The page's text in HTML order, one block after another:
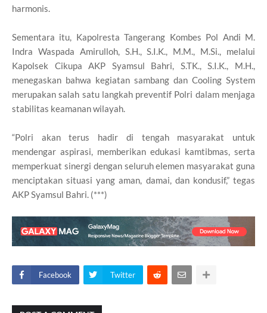
harmonis.
Sementara itu, Kapolresta Tangerang Kombes Pol Andi M.
Indra Waspada Amirulloh, S.H., S.I.K., M.M., M.Si., melalui
Kapolsek Cikupa AKP Syamsul Bahri, S.TK., S.I.K., M.H.,
menegaskan bahwa kegiatan sambang dan Cooling System
merupakan salah satu langkah preventif Polri dalam menjaga
stabilitas keamanan wilayah.
“Polri akan terus hadir di tengah masyarakat untuk
mendengar aspirasi, memberikan edukasi kamtibmas, serta
memperkuat sinergi dengan seluruh elemen masyarakat guna
menciptakan situasi yang aman, damai, dan kondusif,” tegas
AKP Syamsul Bahri. (***)
Facebook Twitter